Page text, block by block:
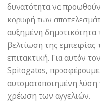
δυνατότητα να προωθούν
κορυφή των
αυξημένη δημοτικότητα
βελτίωση της
επιτακτική. Για αυτόν
Spitogatos,
αυτοματοποιημένη λύση
χρέωση των αγγελιών.